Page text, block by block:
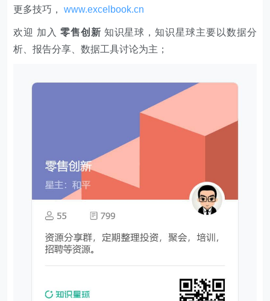
更多技巧，www.excelbook.cn
欢迎 加入 零售创新 知识星球，知识星球主要以数据分
析、报告分享、数据工具讨论为主；